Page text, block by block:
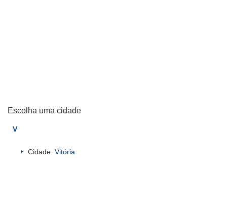
Escolha uma cidade
V
Cidade: Vitória